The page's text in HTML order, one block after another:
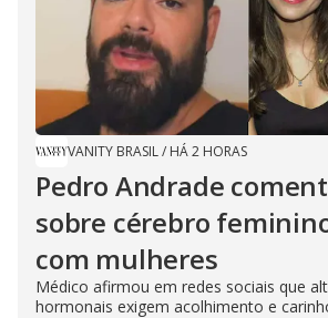
VANITY BRASIL/ HÁ 2 HORAS
Pedro Andrade
sobre cérebro
com mulheres
Médico afirmou em redes sociais que
hormonais exigem acolhimento e